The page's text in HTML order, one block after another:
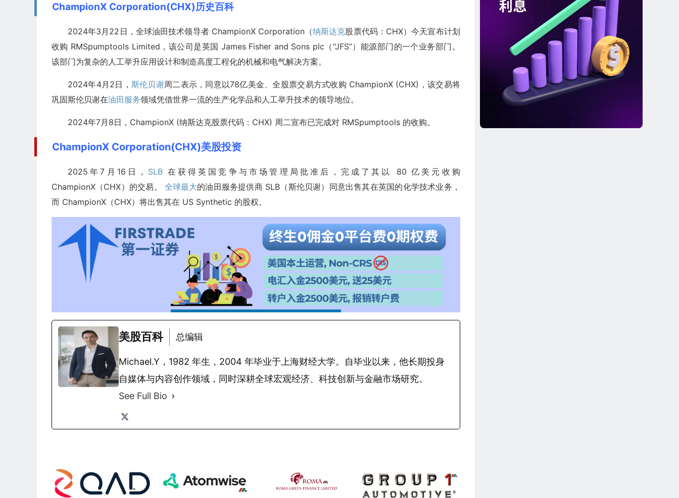
ChampionX Corporation(CHX)历史百科
2024年3月22日，全球油田技术领导者 ChampionX Corporation（纳斯达克股票代码：CHX）今天宣布计划
收购 RMSpumptools Limited，该公司是英国 James Fisher and Sons plc（“JFS”）能源部门的一个业务部门。
该部门为复杂的人工举升应用设计和制造高度工程化的机械和电气解决方案。
2024年4月2日， 斯伦贝谢周二表示，同意以78亿美金、全股票交易方式收购 ChampionX (CHX)，该交易将
巩固斯伦贝谢在油田服务领域凭借世界一流的生产化学品和人工举升技术的领导地位。
2024年7月8日，ChampionX (纳斯达克股票代码：CHX) 周二宣布已完成对 RMSpumptools 的收购。
ChampionX Corporation(CHX)美股投资
2025年7月16日， SLB 在获得英国竞争与市场管理局批准后，完成了其以 80 亿美元收购
ChampionX（CHX）的交易。 全球最大的油田服务提供商 SLB（斯伦贝谢）同意出售其在英国的化学技术业务，
而 ChampionX（CHX）将出售其在 US Synthetic 的股权。
美股百科 总编辑
Michael.Y，1982 年生，2004 年毕业于上海财经大学。自毕业以来，他长期投身
自媒体与内容创作领域，同时深耕全球宏观经济、科技创新与金融市场研究。
See Full Bio